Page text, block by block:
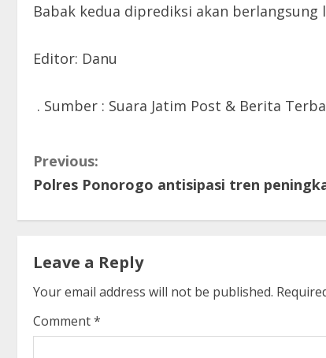
Babak kedua diprediksi akan
Editor: Danu
. Sumber : Suara Jatim Post & Berita
C
o
n
t
i
n
Previous:
Polres Ponorogo antisipasi tren
Leave a Reply
Your email address will not be published.
Comment*